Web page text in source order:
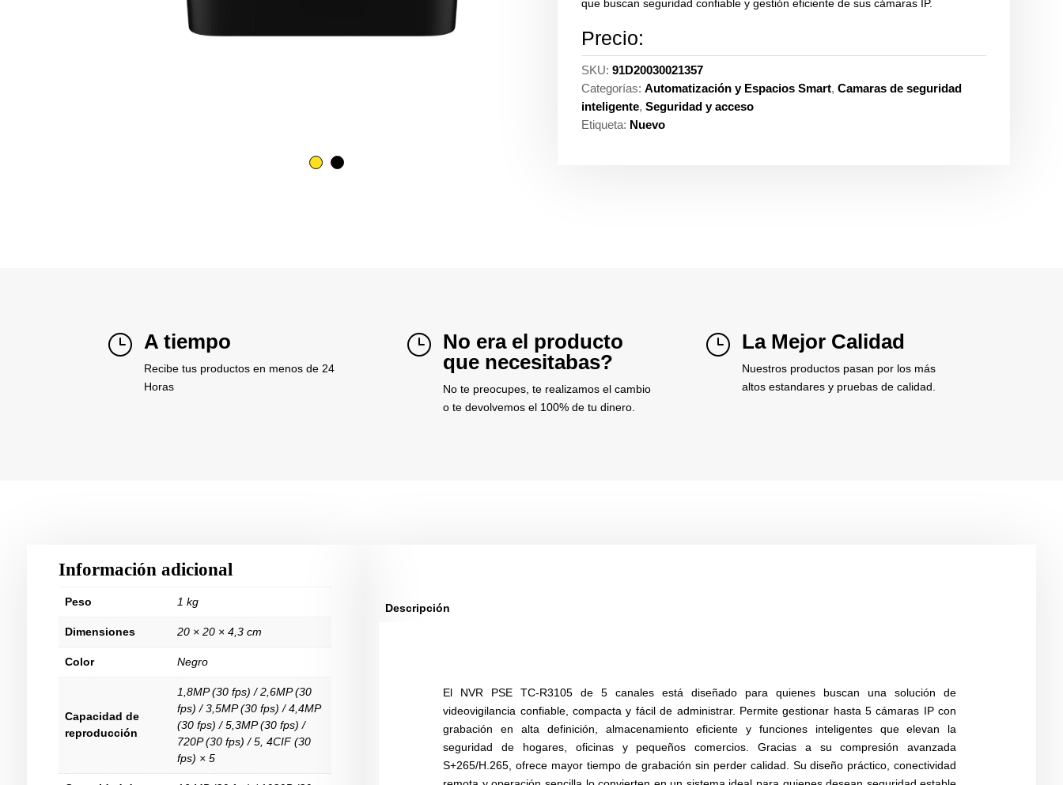
que buscan seguridad confiable y gestión eficiente de sus cámaras IP.
Precio:
SKU:91D20030021357
Categorías:Automatización y Espacios Smart,Camaras de seguridad
inteligente,Seguridad y acceso
Etiqueta: Nuevo
} A tiempo
Recibe tus productos en menos de 24
Horas
} No era el producto
que necesitabas?
No te preocupes, te realizamos el cambio
o te devolvemos el 100% de tu dinero.
} La Mejor Calidad
Nuestros productos pasan por los más
altos estandares y pruebas de calidad.
Información adicional
Peso 1 kg
Dimensiones 20 × 20 × 4,3 cm
Color Negro
Capacidad de
reproducción
1,8MP (30 fps) / 2,6MP (30
fps) / 3,5MP (30 fps) / 4,4MP
(30 fps) / 5,3MP (30 fps) /
720P (30 fps) / 5, 4CIF (30
fps) × 5
Descripción
El NVR PSE TC-R3105 de 5 canales está diseñado para quienes buscan una solución de
videovigilancia confiable, compacta y fácil de administrar. Permite gestionar hasta 5 cámaras IP con
grabación en alta definición, almacenamiento eficiente y funciones inteligentes que elevan la
seguridad de hogares, oficinas y pequeños comercios. Gracias a su compresión avanzada
S+265/H.265, ofrece mayor tiempo de grabación sin perder calidad. Su diseño práctico, conectividad